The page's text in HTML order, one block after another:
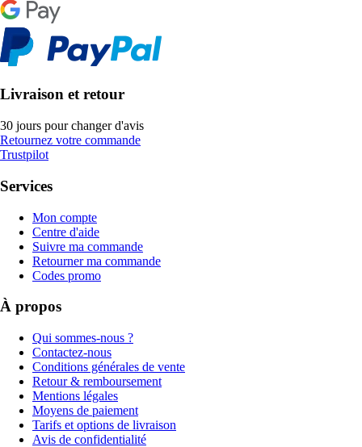
Livraison et retour
30 jours pour changer d'avis
Retournez votre commande
Trustpilot
Services
Mon compte
Centre d'aide
Suivre ma commande
Retourner ma commande
Codes promo
À propos
Qui sommes-nous ?
Contactez-nous
Conditions générales de vente
Retour & remboursement
Mentions légales
Moyens de paiement
Tarifs et options de livraison
Avis de confidentialité